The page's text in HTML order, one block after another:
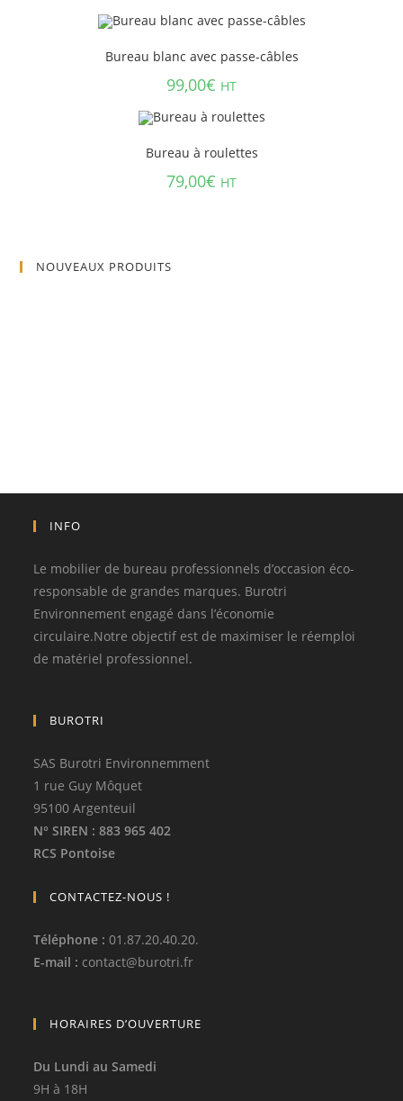
Bureau blanc avec passe-câbles
99,00€ HT
Bureau à roulettes
79,00€ HT
NOUVEAUX PRODUITS
INFO
Le mobilier de bureau professionnels d’occasion éco-
responsable de grandes marques. Burotri
Environnement engagé dans l’économie
circulaire.Notre objectif est de maximiser le réemploi
de matériel professionnel.
BUROTRI
SAS Burotri Environnemment
1 rue Guy Môquet
95100 Argenteuil
N° SIREN : 883 965 402
RCS Pontoise
CONTACTEZ-NOUS !
Téléphone :01.87.20.40.20.
E-mail : contact@burotri.fr
HORAIRES D’OUVERTURE
Du Lundi au Samedi
9H à 18H